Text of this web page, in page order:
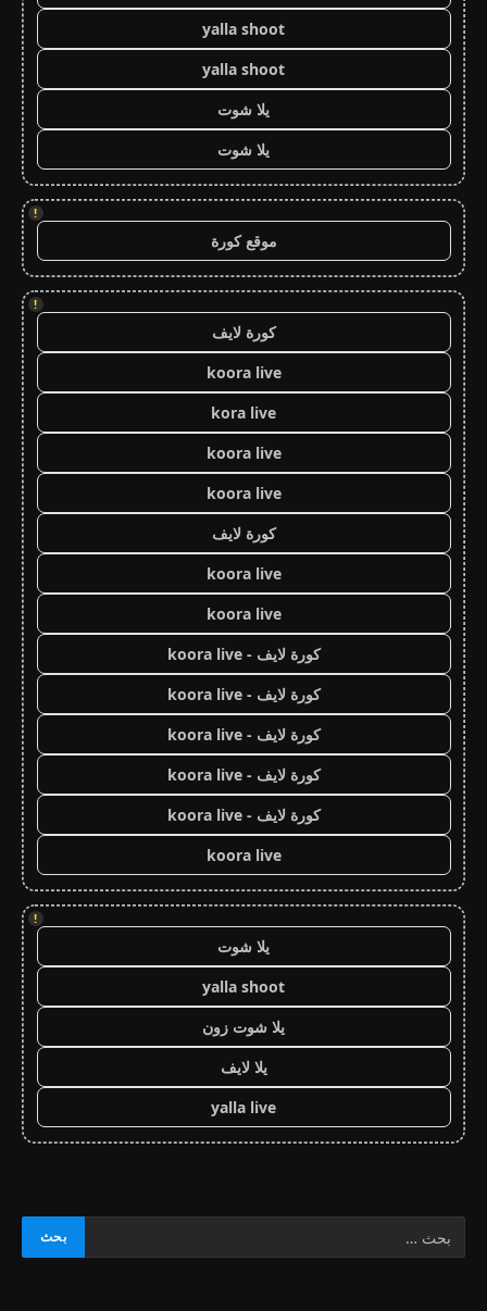
yalla shoot
yalla shoot
يلا شوت
يلا شوت
!
موقع كورة
!
كورة لايف
koora live
kora live
koora live
koora live
كورة لايف
koora live
koora live
كورة لايف - koora live
كورة لايف - koora live
كورة لايف - koora live
كورة لايف - koora live
كورة لايف - koora live
koora live
!
يلا شوت
yalla shoot
يلا شوت زون
يلا لايف
yalla live